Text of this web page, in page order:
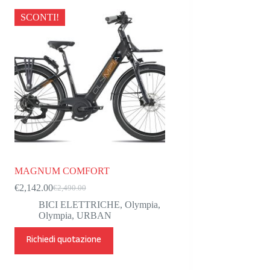
SCONTI!
MAGNUM COMFORT
€2,490.00
Il
prezzo
originale
era:
€2,490.00.
€2,142.00Il
prezzo
attuale
è:
€2,142.00.
BICI ELETTRICHE, Olympia,
Olympia, URBAN
Richiedi quotazione
prodotto
ha